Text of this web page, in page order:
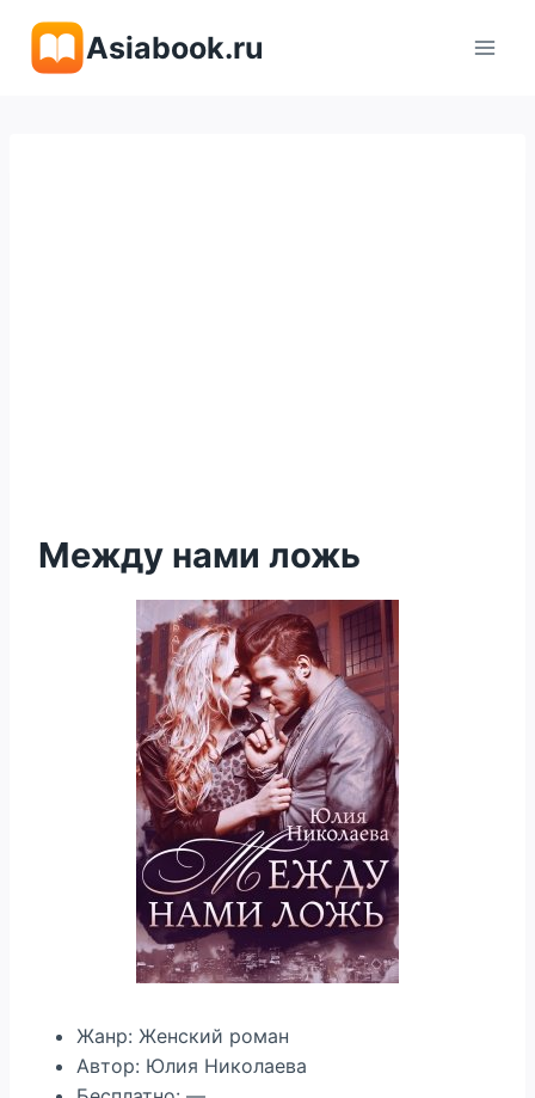
содержимому
Asiabook.ru
Между нами ложь
Жанр: Женский роман
Автор: Юлия Николаева